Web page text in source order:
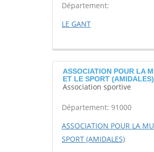
Département:
LE GANT
ASSOCIATION POUR LA
ET LE SPORT
Association sportive
Département: 91000
ASSOCIATION POUR LA
SPORT (AMIDALES)